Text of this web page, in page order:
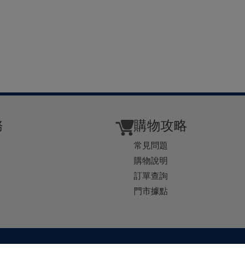
購物攻略
常見問題
購物說明
訂單查詢
門市據點